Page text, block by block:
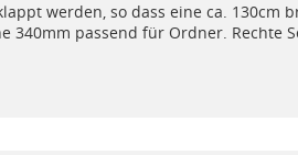
werden, so dass eine ca.
340mm passend für Ordner. Rechte